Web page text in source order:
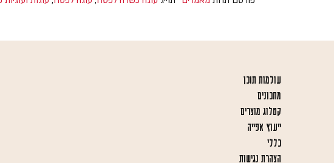
עולמות תוכן
מתכונים
קטלוג מוצרים
ייעוץ אפייה
כללי
הצהרת נגישות